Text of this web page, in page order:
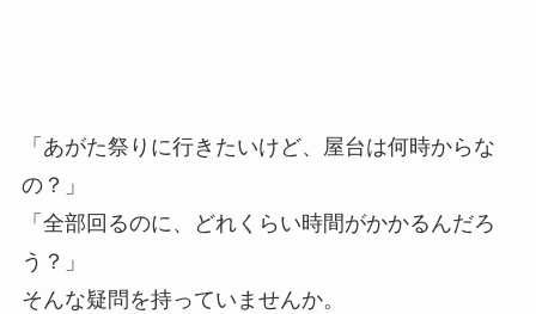
「あがた祭りに行きたいけど、屋台は何時からな
の？」
「全部回るのに、どれくらい時間がかかるんだろ
う？」
そんな疑問を持っていませんか。